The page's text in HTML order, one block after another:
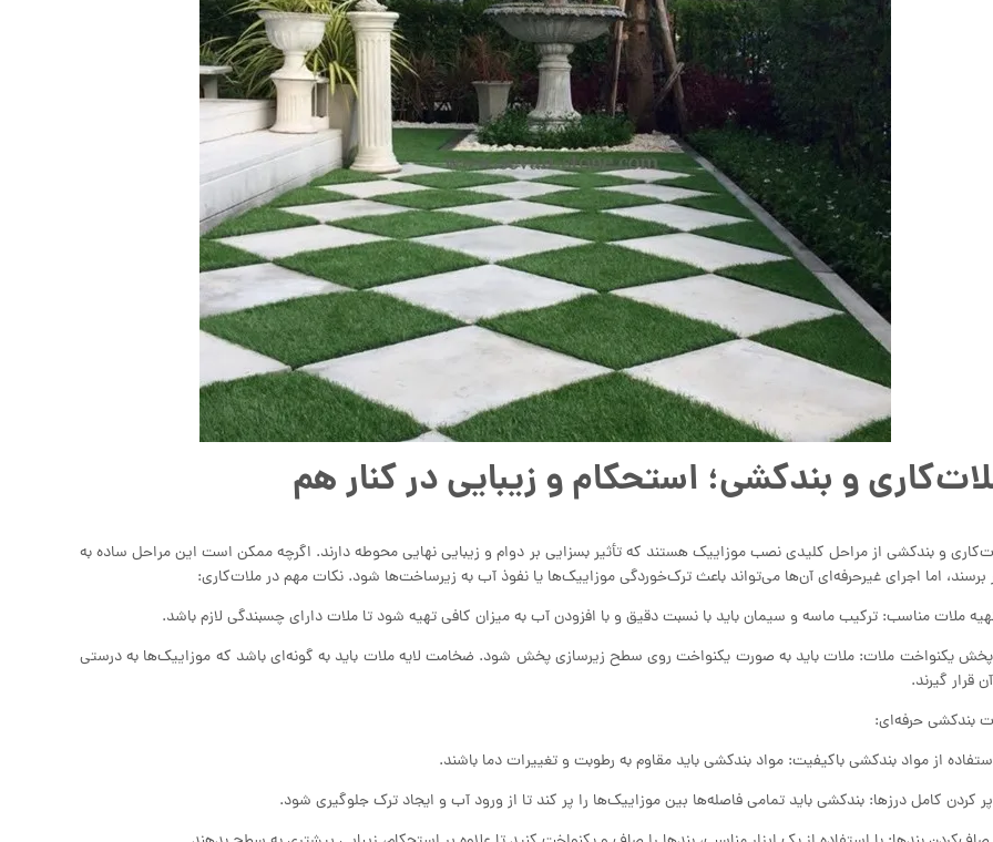
و بندکشی؛ استحکام و زیبایی در کنار هم
و بندکشی از مراحل کلیدی نصب موزاییک هستند که تأثیر بسزایی بر دوام و زیبایی نهایی محوطه دارند. اگرچه ممکن است این مراحل ساده به
برسند، اما اجرای غیرحرفه‌ای آن‌ها می‌تواند باعث ترک‌خوردگی موزاییک‌ها یا نفوذ آب به زیرساخت‌ها شود. نکات مهم در ملات‌کاری:
پخش یکنواخت ملات: ملات باید به صورت یکنواخت روی سطح زیرسازی پخش شود. ضخامت لایه ملات باید به گونه‌ای باشد که موزاییک‌ها به درستی
قرار گیرند.
بندکشی حرفه‌ای: